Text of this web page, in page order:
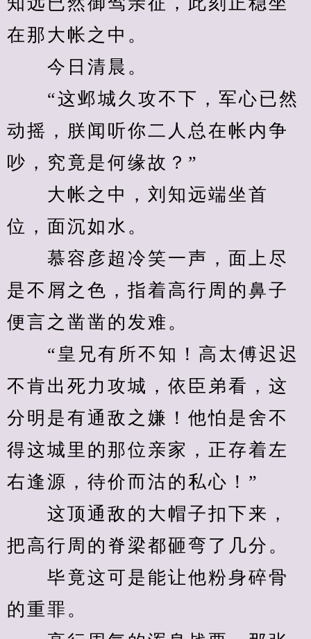
在那大帐之中。
今日清晨。
“这邺城久攻不下，军心已然
动摇，朕闻听你二人总在帐内争
吵，究竟是何缘故？”
大帐之中，刘知远端坐首
位，面沉如水。
慕容彦超冷笑一声，面上尽
是不屑之色，指着高行周的鼻子
便言之凿凿的发难。
“皇兄有所不知！高太傅迟迟
不肯出死力攻城，依臣弟看，这
分明是有通敌之嫌！他怕是舍不
得这城里的那位亲家，正存着左
右逢源，待价而沽的私心！”
这顶通敌的大帽子扣下来，
把高行周的脊梁都砸弯了几分。
毕竟这可是能让他粉身碎骨
的重罪。